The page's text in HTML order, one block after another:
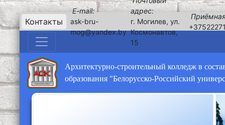
Контакты
E-mail:
ask-bru-
mog@yandex.by
адрес:
г. Могилев, ул.
Космонавтов,
15
Архитектурно-строительный колледж в
образования "Белорусско-Российский